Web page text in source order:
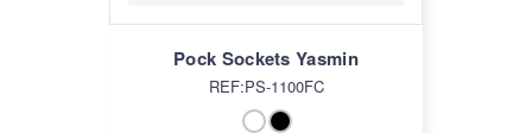
Pock Sockets Yasmin
REF:PS-1100FC